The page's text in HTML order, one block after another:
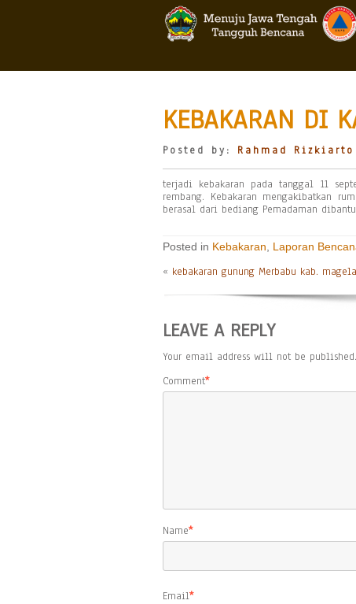
KEBAKARAN DI
Posted by: Rahmad Rizkiarto
terjadi kebakaran pada tanggal 11
rembang. Kebakaran mengakibatkan
berasal dari bediang Pemadaman
Posted in Kebakaran Laporan
« kebakaran gunung Merbabu kab.
LEAVE A REPLY
Your email address will not be published.
Comment*
Name*
Email*